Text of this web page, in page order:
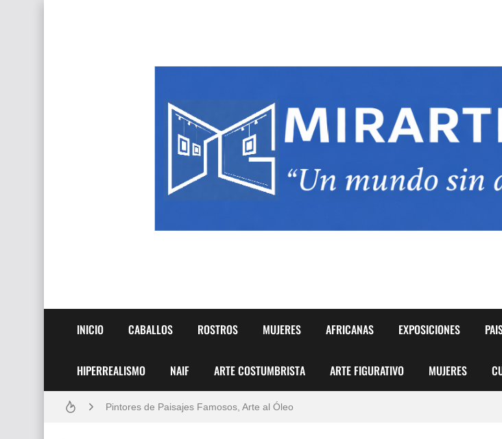
INICIO CABALLOS ROSTROS MUJERES AFRICANAS EXPOSICIONES
HIPERREALISMO NAIF ARTE COSTUMBRISTA ARTE FIGURATIVO MUJERES
Frutas y Flores Para Colorear Imágenes
Pintores de Paisajes Famosos, Arte al Óleo